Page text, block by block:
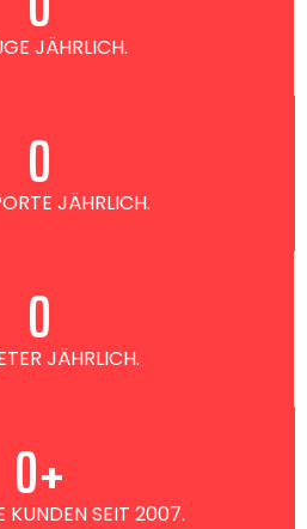
JÄHRLICH.
JÄHRLICH.
0
JÄHRLICH.
0
KUNDEN SEIT 2007.
0+